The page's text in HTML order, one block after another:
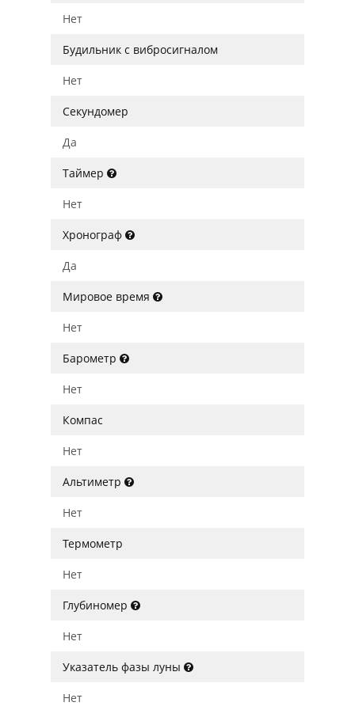
Нет
Будильник с вибросигналом
Нет
Секундомер
Да
Таймер
Нет
Хронограф
Да
Мировое время
Нет
Барометр
Нет
Компас
Нет
Альтиметр
Нет
Термометр
Нет
Глубиномер
Нет
Указатель фазы луны
Нет